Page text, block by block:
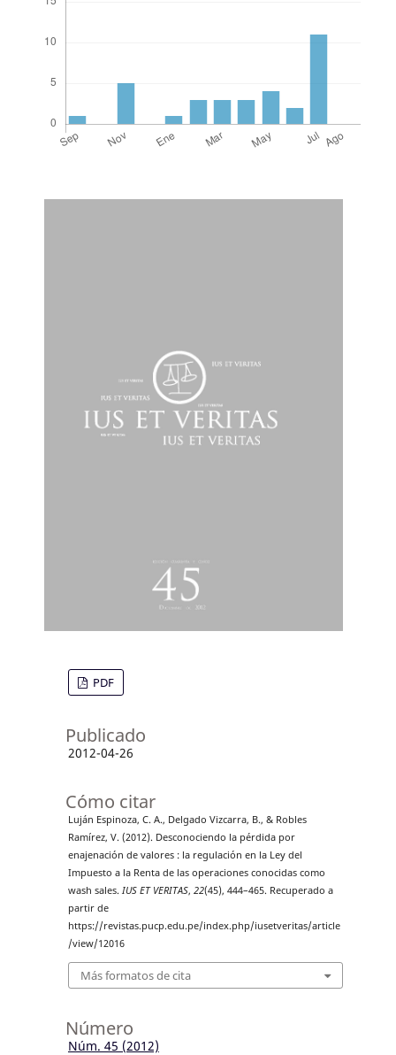
PDF
Publicado
2012-04-26
Cómo citar
Luján Espinoza, C. A., Delgado Vizcarra, B., & Robles
Ramírez, V. (2012). Desconociendo la pérdida por
enajenación de valores : la regulación en la Ley del
Impuesto a la Renta de las operaciones conocidas como
wash sales. IUS ET VERITAS, 22(45), 444–465. Recuperado a
partir de
https://revistas.pucp.edu.pe/index.php/iusetveritas/article
/view/12016
Más formatos de cita
Número
Núm. 45 (2012)